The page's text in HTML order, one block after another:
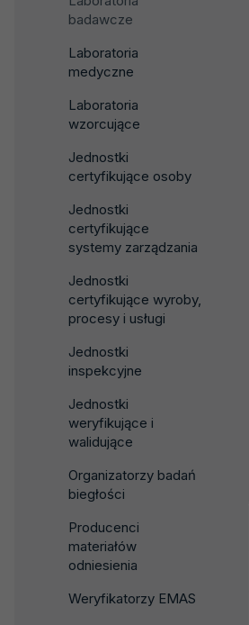
badawcze
Laboratoria
medyczne
Laboratoria
wzorcujące
Jednostki
certyfikujące osoby
Jednostki
certyfikujące
systemy zarządzania
Jednostki
certyfikujące wyroby,
procesy i usługi
Jednostki
inspekcyjne
Jednostki
weryfikujące i
walidujące
Organizatorzy badań
biegłości
Producenci
materiałów
odniesienia
Weryfikatorzy EMAS